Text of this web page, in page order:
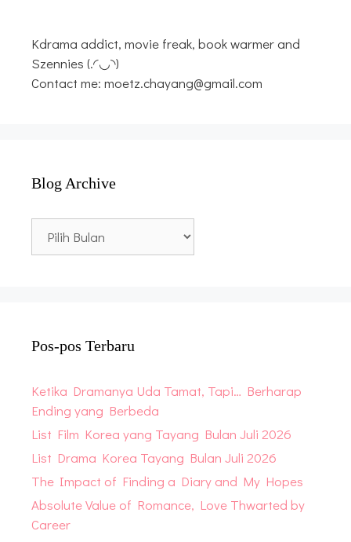
Kdrama addict, movie freak, book warmer and
Szennies (.◜◡◝)
Contact me: moetz.chayang@gmail.com
Blog Archive
Archive
Pos-pos Terbaru
Ketika Dramanya Uda Tamat, Tapi… Berharap
Ending yang Berbeda
List Film Korea yang Tayang Bulan Juli 2026
List Drama Korea Tayang Bulan Juli 2026
The Impact of Finding a Diary and My Hopes
Absolute Value of Romance, Love Thwarted by
Career